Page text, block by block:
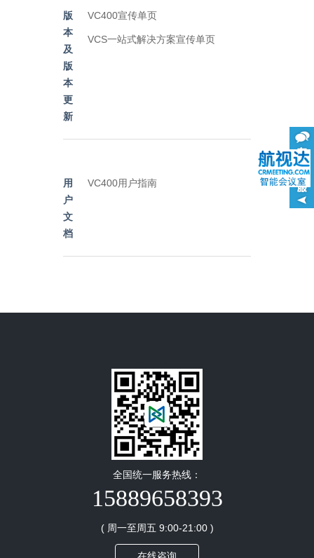
版
本
及
版
本
更
新
VC400宣传单页
VCS一站式解决方案宣传单页
用
户
文
档
VC400用户指南
全国统一服务热线：
15889658393
( 周一至周五 9:00-21:00 )
在线咨询